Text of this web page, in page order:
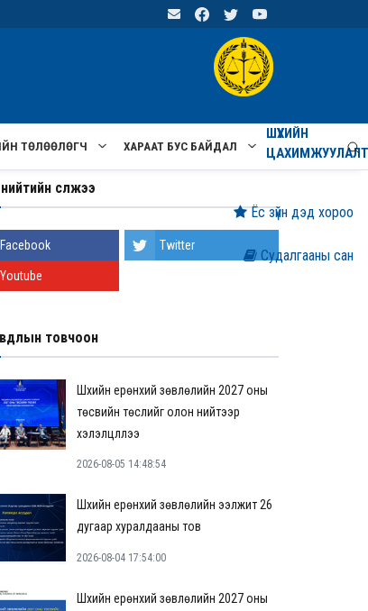
ТӨЛӨӨЛӨГЧ ХАРААТ БУС БАЙДАЛ
ШҮҮХИЙН
сүлжээ
Facebook Twitter
Youtube
товчоон
Шүүхийн ерөнхий зөвлөлийн 2027 оны
төсвийн төслийг олон нийтээр
хэлэлцүүллээ
2026-08-05 14:48:54
Шүүхийн ерөнхий зөвлөлийн ээлжит 26
дугаар хуралдааны тов
2026-08-04 17:54:00
Шүүхийн ерөнхий зөвлөлийн 2027 оны
Судалгааны сан
Ёс зүйн дэд хороо